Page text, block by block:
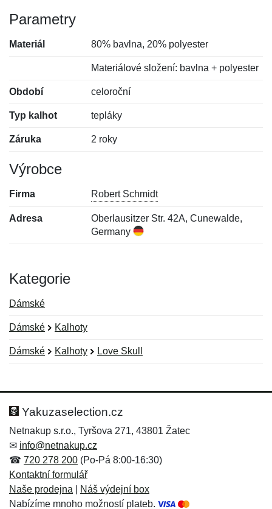
Parametry
Materiál 80% bavlna, 20% polyester
Materiálové složení: bavlna + polyester
Období celoroční
Typ kalhot tepláky
Záruka 2 roky
Výrobce
Firma Robert Schmidt
Adresa
Oberlausitzer Str. 42A, Cunewalde,
Germany
Kategorie
Dámské
Dámské Kalhoty
Dámské Kalhoty Love Skull
Hodnocení:
Jméno: *
Jméno:
E-mail:*
Yakuzaselection.cz
Netnakup s.r.o., Tyršova 271, 43801 Žatec
✉ info@netnakup.cz
☎ 720 278 200 (Po-Pá 8:00-16:30)
Kontaktní formulář
Naše prodejna
Náš výdejní box
Nabízíme mnoho možností plateb.